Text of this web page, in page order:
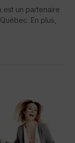
est un partenaire
En plus,